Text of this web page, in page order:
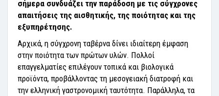
σήμερα συνδυάζει την παράδοση με τις σύγχρονες
απαιτήσεις της αισθητικής, της ποιότητας και της
εξυπηρέτησης.
Αρχικά, η σύγχρονη ταβέρνα δίνει ιδιαίτερη έμφαση
στην ποιότητα των πρώτων υλών. Πολλοί
επαγγελματίες επιλέγουν τοπικά και βιολογικά
προϊόντα, προβάλλοντας τη μεσογειακή διατροφή και
την ελληνική γαστρονομική ταυτότητα. Παράλληλα, τα